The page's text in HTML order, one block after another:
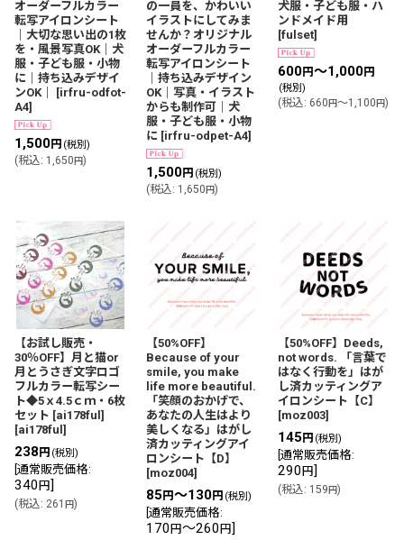
オーダーフルカラー
転写アイロンシート
｜大切な思い出の1枚
を・風景写真OK｜犬
服・子ども服・小物
に｜持ち込みデザイ
ンOK｜
[irfru-odfot-
A4]
1,500円 (税別)
(税込: 1,650 円)
の一員を、かわいい
イラストにしてみま
せんか？オリジナル
オーダーフルカラー
転写アイロンシート
｜持ち込みデザイン
OK｜写真・イラスト
からも制作可｜犬
服・子ども服・小物
に [irfru-odpet-A4]
1,500円 (税別)
(税込: 1,650 円)
犬服・子ども服・ハ
ンドメイド用
[fulset]
600円～1,000円
(税別)
(税込: 660 円～1,100 円)
【お試し販売・
30％OFF】月と猫or
月とうさぎ文字ロゴ
フルカラー転写シー
ト◆5ｘ4.5ｃｍ・6枚
セット [ai178ful]
[ai178ful ]
238 円 (税別)
通常販売価格:
340 円]
(税込: 261 円)
【50%OFF】
Because of your
smile, you make
life more beautiful.
「笑顔のおかげで、
あなたの人生はより
美しくなる」はがし
済カッティングアイ
ロンシート【D】
[moz004]
85 円～130円 (税別)
通常販売価格:
170 円～260 円]
【50%OFF】Deeds,
not words. 「言葉で
はなく行動を」はが
し済カッティングア
イロンシート【C】
[moz003]
145 円 (税別)
通常販売価格:
290 円]
(税込: 159 円)